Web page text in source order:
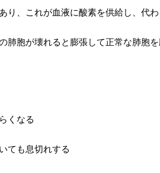
り、これが血液に酸素を供給し、代わ
肺胞が壊れると膨張して正常な肺胞
くなる
ても息切れする